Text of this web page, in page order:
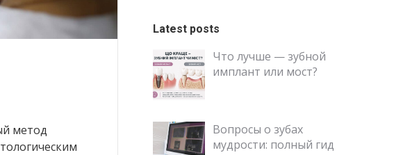
метод
Latest posts
Что лучше — зубной
имплант или мост?
Вопросы о зубах
мудрости: полный гид